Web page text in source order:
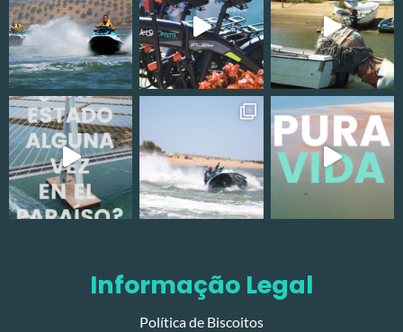
Informação Legal
Política de Biscoitos